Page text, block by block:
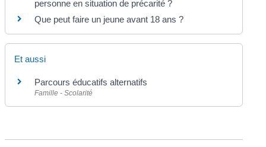
personne en situation de précarité ?
Que peut faire un jeune avant 18 ans ?
Et aussi
Parcours éducatifs alternatifs
Famille - Scolarité